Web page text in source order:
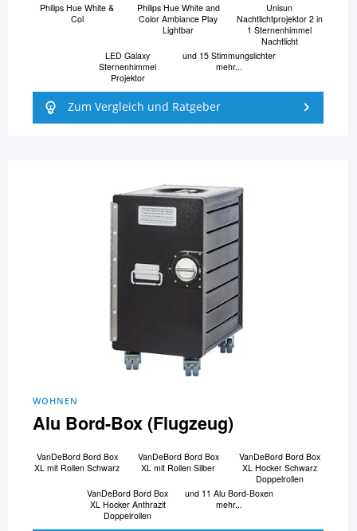
Philips Hue White &
Col
Philips Hue White and
Color Ambiance Play
Lightbar
Unisun
Nachtlichtprojektor 2 in
1 Sternenhimmel
Nachtlicht
LED Galaxy
Sternenhimmel
Projektor
und 15 Stimmungslichter
mehr...
Zum Vergleich und Ratgeber
WOHNEN
Alu Bord-Box (Flugzeug)
VanDeBord Bord Box
XL mit Rollen Schwarz
VanDeBord Bord Box
XL mit Rollen Silber
VanDeBord Bord Box
XL Hocker Schwarz
Doppelrollen
VanDeBord Bord Box
XL Hocker Anthrazit
Doppelrollen
und 11 Alu Bord-Boxen
mehr...